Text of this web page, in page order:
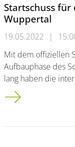
Startschuss für
Wuppertal
19.05.2022 |
Mit dem offiziellen
Aufbauphase des
lang haben die
Startschuss für